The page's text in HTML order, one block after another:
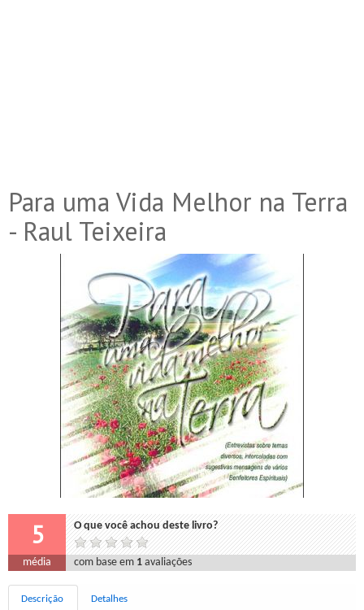
Para uma Vida Melhor na Terra
- Raul Teixeira
5 O que você achou deste livro?
média com base em 1 avaliações
Descrição Detalhes